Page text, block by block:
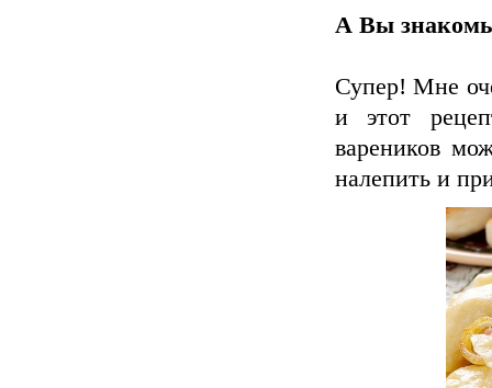
А Вы знакомы
Супер! Мне
и этот
вареников
налепить и